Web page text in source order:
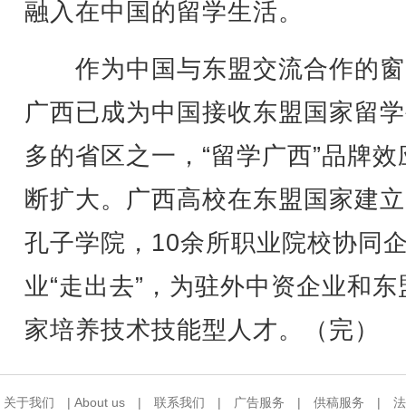
融入在中国的留学生活。
作为中国与东盟交流合作的
广西已成为中国接收东盟国家留
多的省区之一，“留学广西”品牌效
断扩大。广西高校在东盟国家建
孔子学院，10余所职业院校协同
业“走出去”，为驻外中资企业和东
家培养技术技能型人才。（完）
关于我们 | About us | 联系我们 | 广告服务 | 供稿服务 |